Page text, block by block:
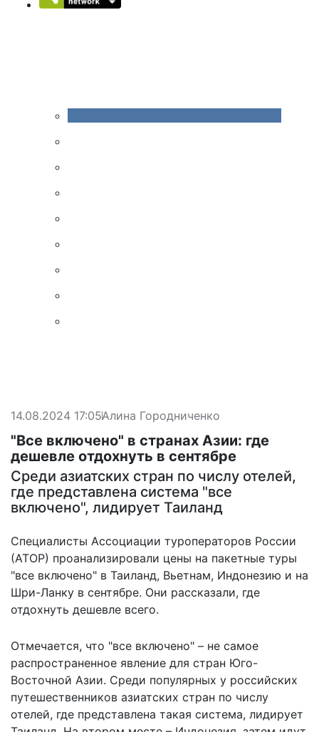
14.08.2024 17:05Алина Городниченко
"Все включено" в странах Азии: где
дешевле отдохнуть в сентябре
Среди азиатских стран по числу отелей,
где представлена система "все
включено", лидирует Таиланд
Специалисты Ассоциации туроператоров России
(АТОР) проанализировали цены на пакетные туры
"все включено" в Таиланд, Вьетнам, Индонезию и на
Шри-Ланку в сентябре. Они рассказали, где
отдохнуть дешевле всего.
Отмечается, что "все включено" – не самое
распространенное явление для стран Юго-
Восточной Азии. Среди популярных у российских
путешественников азиатских стран по числу
отелей, где представлена такая система, лидирует